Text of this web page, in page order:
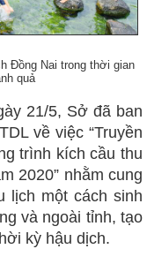
Đồng Nai trong thời gian
quả
21/5, Sở đã ban
về việc “Truyền
trình kích cầu thu
2020” nhằm cung
lịch một cách sinh
và ngoài tỉnh, tạo
kỳ hậu dịch.